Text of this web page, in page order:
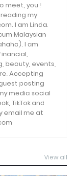
meet, you !
reading my
I am Linda.
Malaysian
I am
beauty, events,
Accepting
posting
media social
TikTok and
email me at
View all